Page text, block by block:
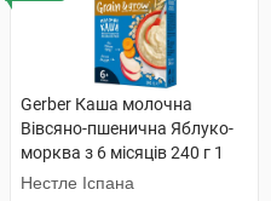
Gerber Каша молочна
Вівсяно-пшенична Яблуко-
морква з 6 місяців 240 г 1
коробка
Нестле Іспана